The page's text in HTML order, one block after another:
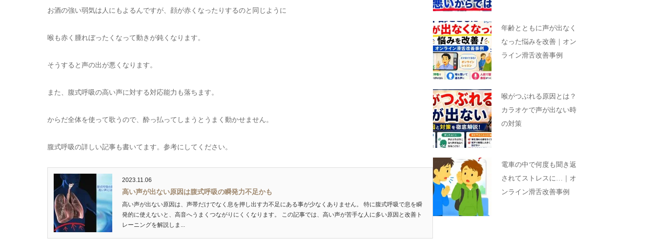
お酒の強い弱気は人にもよるんですが、顔が赤くなったりするのと同じように
喉も赤く腫れぼったくなって動きが鈍くなります。
そうすると声の出が悪くなります。
また、腹式呼吸の高い声に対する対応能力も落ちます。
からだ全体を使って歌うので、酔っ払ってしまうとうまく動かせません。
腹式呼吸の詳しい記事も書いてます。参考にしてください。
2023.11.06
高い声が出ない原因は腹式呼吸の瞬発力不足かも
高い声が出ない原因は、声帯だけでなく息を押し出す力不足にある事が少なくありません。 特に腹式呼吸で息を瞬
発的に使えないと、高音へうまくつながりにくくなります。 この記事では、高い声が苦手な人に多い原因と改善ト
レーニングを解説しま...
年齢とともに声が出なく
なった悩みを改善｜オン
ライン滑舌改善事例
喉がつぶれる原因とは？
カラオケで声が出ない時
の対策
電車の中で何度も聞き返
されてストレスに…｜オ
ンライン滑舌改善事例